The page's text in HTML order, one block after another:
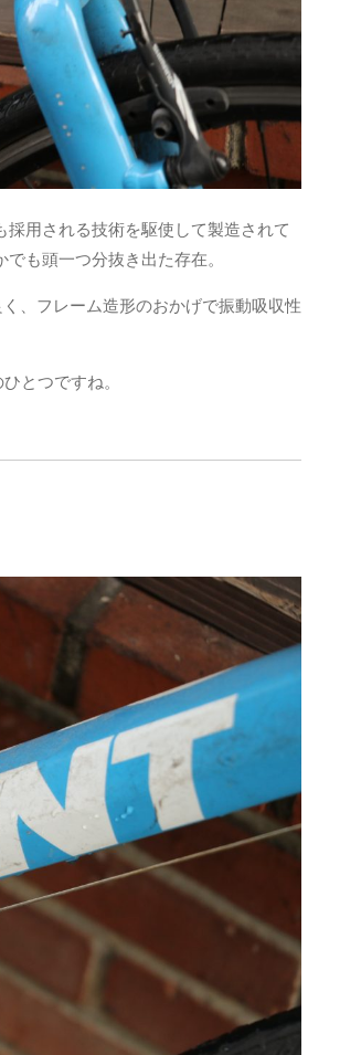
用される技術を駆使して製造されて
も頭一つ分抜き出た存在。
、フレーム造形のおかげで振動吸収性
とつですね。